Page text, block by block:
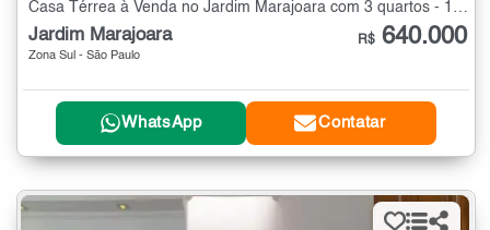
Jardim Marajoara
Zona Sul - São Paulo
R$ 640.000
WhatsApp Contatar